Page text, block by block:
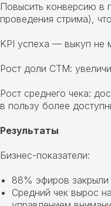
Повысить конверсию в
проведения стрима),
KPI успеха — выкуп не
Рост доли СТМ:
Рост среднего чека:
в пользу более
Результаты
Бизнес-показатели:
88% эфиров
Средний чек вырос